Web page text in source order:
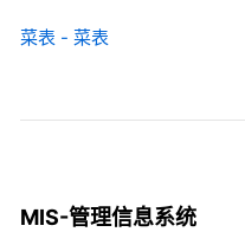
菜表 - 菜表
MIS-管理信息系统